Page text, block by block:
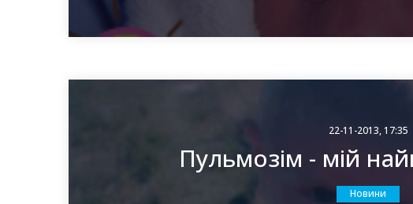
22-11-2013, 17:35
Пульмозім - мій
Новини